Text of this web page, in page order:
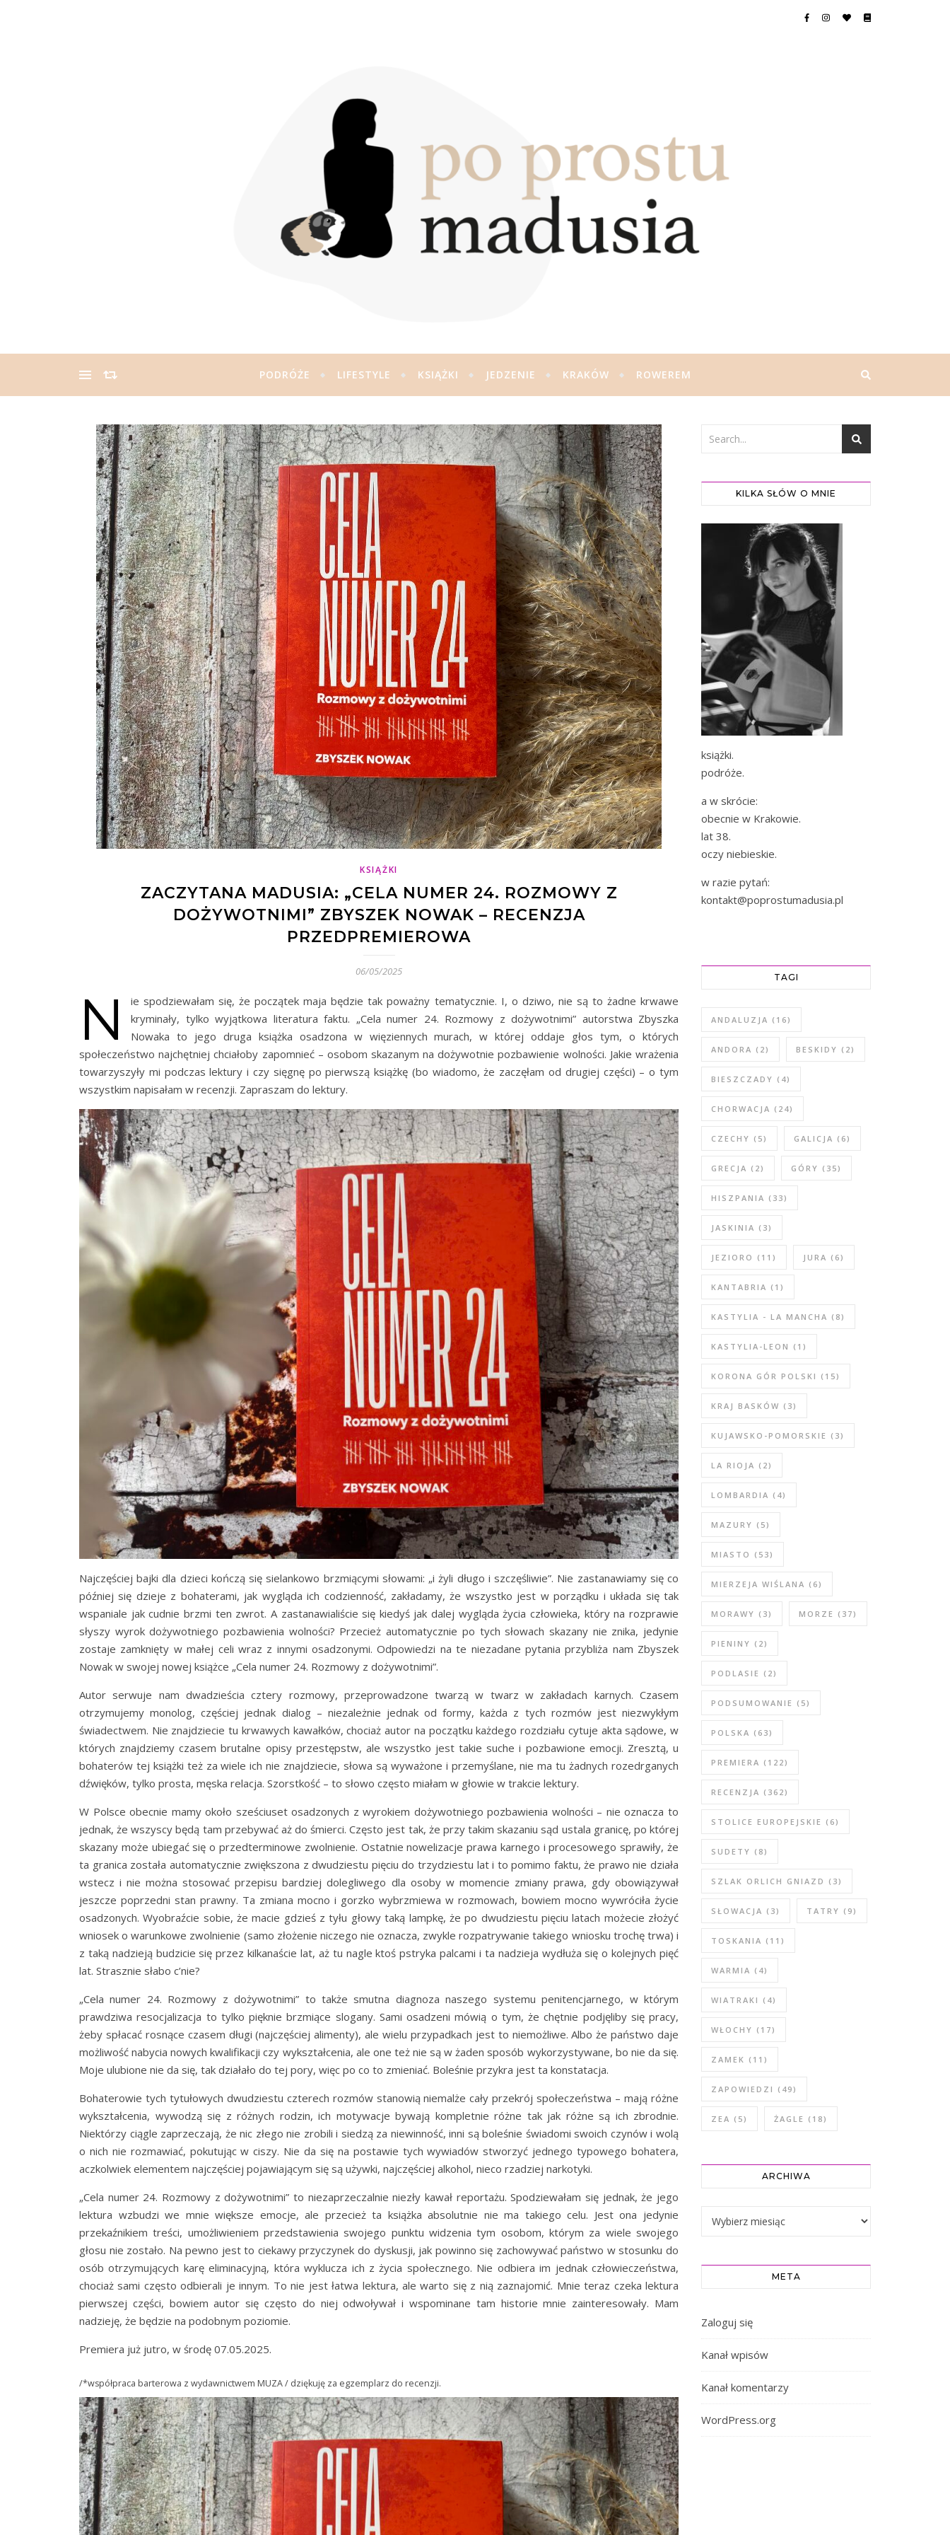
PODRÓŻE LIFESTYLE KSIĄŻKI JEDZENIE KRAKÓW ROWEREM
KSIĄŻKI
ZACZYTANA MADUSIA: „CELA NUMER 24. ROZMOWY Z
DOŻYWOTNIMI” ZBYSZEK NOWAK – RECENZJA
PRZEDPREMIEROWA
06/05/2025
N
ie spodziewałam się, że początek maja będzie tak poważny tematycznie. I, o dziwo, nie są to żadne krwawe
kryminały, tylko wyjątkowa literatura faktu. „Cela numer 24. Rozmowy z dożywotnimi” autorstwa Zbyszka
Nowaka to jego druga książka osadzona w więziennych murach, w której oddaje głos tym, o których
społeczeństwo najchętniej chciałoby zapomnieć – osobom skazanym na dożywotnie pozbawienie wolności. Jakie wrażenia
towarzyszyły mi podczas lektury i czy sięgnę po pierwszą książkę (bo wiadomo, że zaczęłam od drugiej części) – o tym
wszystkim napisałam w recenzji. Zapraszam do lektury.
Najczęściej bajki dla dzieci kończą się sielankowo brzmiącymi słowami: „i żyli długo i szczęśliwie”. Nie zastanawiamy się co
później się dzieje z bohaterami, jak wygląda ich codzienność, zakładamy, że wszystko jest w porządku i układa się tak
wspaniale jak cudnie brzmi ten zwrot. A zastanawialiście się kiedyś jak dalej wygląda życia człowieka, który na rozprawie
słyszy wyrok dożywotniego pozbawienia wolności? Przecież automatycznie po tych słowach skazany nie znika, jedynie
zostaje zamknięty w małej celi wraz z innymi osadzonymi. Odpowiedzi na te niezadane pytania przybliża nam Zbyszek
Nowak w swojej nowej książce „Cela numer 24. Rozmowy z dożywotnimi”.
Autor serwuje nam dwadzieścia cztery rozmowy, przeprowadzone twarzą w twarz w zakładach karnych. Czasem
otrzymujemy monolog, częściej jednak dialog – niezależnie jednak od formy, każda z tych rozmów jest niezwykłym
świadectwem. Nie znajdziecie tu krwawych kawałków, chociaż autor na początku każdego rozdziału cytuje akta sądowe, w
których znajdziemy czasem brutalne opisy przestępstw, ale wszystko jest takie suche i pozbawione emocji. Zresztą, u
bohaterów tej książki też za wiele ich nie znajdziecie, słowa są wyważone i przemyślane, nie ma tu żadnych rozedrganych
dźwięków, tylko prosta, męska relacja. Szorstkość – to słowo często miałam w głowie w trakcie lektury.
W Polsce obecnie mamy około sześciuset osadzonych z wyrokiem dożywotniego pozbawienia wolności – nie oznacza to
jednak, że wszyscy będą tam przebywać aż do śmierci. Często jest tak, że przy takim skazaniu sąd ustala granicę, po której
skazany może ubiegać się o przedterminowe zwolnienie. Ostatnie nowelizacje prawa karnego i procesowego sprawiły, że
ta granica została automatycznie zwiększona z dwudziestu pięciu do trzydziestu lat i to pomimo faktu, że prawo nie działa
wstecz i nie można stosować przepisu bardziej dolegliwego dla osoby w momencie zmiany prawa, gdy obowiązywał
jeszcze poprzedni stan prawny. Ta zmiana mocno i gorzko wybrzmiewa w rozmowach, bowiem mocno wywróciła życie
osadzonych. Wyobraźcie sobie, że macie gdzieś z tyłu głowy taką lampkę, że po dwudziestu pięciu latach możecie złożyć
wniosek o warunkowe zwolnienie (samo złożenie niczego nie oznacza, zwykle rozpatrywanie takiego wniosku trochę trwa) i
z taką nadzieją budzicie się przez kilkanaście lat, aż tu nagle ktoś pstryka palcami i ta nadzieja wydłuża się o kolejnych pięć
lat. Strasznie słabo c’nie?
„Cela numer 24. Rozmowy z dożywotnimi” to także smutna diagnoza naszego systemu penitencjarnego, w którym
prawdziwa resocjalizacja to tylko pięknie brzmiące slogany. Sami osadzeni mówią o tym, że chętnie podjęliby się pracy,
żeby spłacać rosnące czasem długi (najczęściej alimenty), ale wielu przypadkach jest to niemożliwe. Albo że państwo daje
możliwość nabycia nowych kwalifikacji czy wykształcenia, ale one też nie są w żaden sposób wykorzystywane, bo nie da się.
Moje ulubione nie da się, tak działało do tej pory, więc po co to zmieniać. Boleśnie przykra jest ta konstatacja.
Bohaterowie tych tytułowych dwudziestu czterech rozmów stanowią niemalże cały przekrój społeczeństwa – mają różne
wykształcenia, wywodzą się z różnych rodzin, ich motywacje bywają kompletnie różne tak jak różne są ich zbrodnie.
Niektórzy ciągle zaprzeczają, że nic złego nie zrobili i siedzą za niewinność, inni są boleśnie świadomi swoich czynów i wolą
o nich nie rozmawiać, pokutując w ciszy. Nie da się na postawie tych wywiadów stworzyć jednego typowego bohatera,
aczkolwiek elementem najczęściej pojawiającym się są używki, najczęściej alkohol, nieco rzadziej narkotyki.
„Cela numer 24. Rozmowy z dożywotnimi” to niezaprzeczalnie niezły kawał reportażu. Spodziewałam się jednak, że jego
lektura wzbudzi we mnie większe emocje, ale przecież ta książka absolutnie nie ma takiego celu. Jest ona jedynie
przekaźnikiem treści, umożliwieniem przedstawienia swojego punktu widzenia tym osobom, którym za wiele swojego
głosu nie zostało. Na pewno jest to ciekawy przyczynek do dyskusji, jak powinno się zachowywać państwo w stosunku do
osób otrzymujących karę eliminacyjną, która wyklucza ich z życia społecznego. Nie odbiera im jednak człowieczeństwa,
chociaż sami często odbierali je innym. To nie jest łatwa lektura, ale warto się z nią zaznajomić. Mnie teraz czeka lektura
pierwszej części, bowiem autor się często do niej odwoływał i wspominane tam historie mnie zainteresowały. Mam
nadzieję, że będzie na podobnym poziomie.
Premiera już jutro, w środę 07.05.2025.
/*współpraca barterowa z wydawnictwem MUZA / dziękuję za egzemplarz do recenzji.
KILKA SŁÓW O MNIE
książki.
podróże.
a w skrócie:
obecnie w Krakowie.
lat 38.
oczy niebieskie.
w razie pytań:
kontakt@poprostumadusia.pl
TAGI
ANDALUZJA (16)
ANDORA (2) BESKIDY (2)
BIESZCZADY (4)
CHORWACJA (24)
CZECHY (5) GALICJA (6)
GRECJA (2) GÓRY (35)
HISZPANIA (33)
JASKINIA (3)
JEZIORO (11) JURA (6)
KANTABRIA (1)
KASTYLIA - LA MANCHA (8)
KASTYLIA-LEON (1)
KORONA GÓR POLSKI (15)
KRAJ BASKÓW (3)
KUJAWSKO-POMORSKIE (3)
LA RIOJA (2)
LOMBARDIA (4)
MAZURY (5)
MIASTO (53)
MIERZEJA WIŚLANA (6)
MORAWY (3) MORZE (37)
PIENINY (2)
PODLASIE (2)
PODSUMOWANIE (5)
POLSKA (63)
PREMIERA (122)
RECENZJA (362)
STOLICE EUROPEJSKIE (6)
SUDETY (8)
SZLAK ORLICH GNIAZD (3)
SŁOWACJA (3) TATRY (9)
TOSKANIA (11)
WARMIA (4)
WIATRAKI (4)
WŁOCHY (17)
ZAMEK (11)
ZAPOWIEDZI (49)
ZEA (5) ŻAGLE (18)
ARCHIWA
Archiwa
META
Zaloguj się
Kanał wpisów
Kanał komentarzy
WordPress.org